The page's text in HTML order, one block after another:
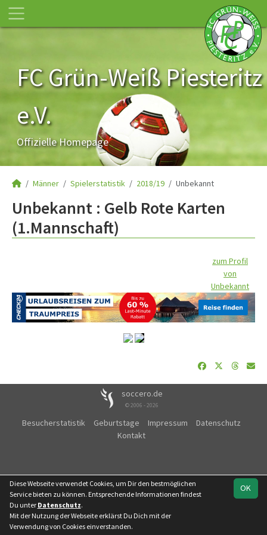
FC Grün-Weiß Piesteritz
e.V.
Offizielle Homepage
Männer Spielerstatistik 2018/19 Unbekannt
Unbekannt : Gelb Rote Karten
(1.Mannschaft)
zum Profil
von
Unbekannt
soccero.de
© 2006 - 2026
Besucherstatistik Geburtstage Impressum
Datenschutz
Kontakt
OK
Diese Webseite verwendet Cookies, um Dir den bestmöglichen
Service bieten zu können. Entsprechende Informationen findest
Du unter Datenschutz.
Mit der Nutzung der Webseite erklärst Du Dich mit der
Verwendung von Cookies einverstanden.